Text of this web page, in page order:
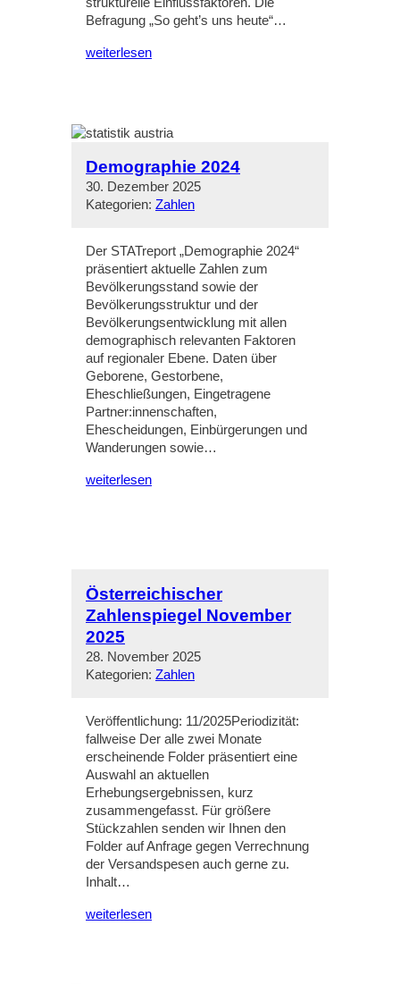
Befragung „So geht’s uns heute“…
weiterlesen
Demographie 2024
30. Dezember 2025
Kategorien: Zahlen
Der STATreport „Demographie 2024“
präsentiert aktuelle Zahlen zum
Bevölkerungsstand sowie der
Bevölkerungsstruktur und der
Bevölkerungsentwicklung mit allen
demographisch relevanten Faktoren
auf regionaler Ebene. Daten über
Geborene, Gestorbene,
Eheschließungen, Eingetragene
Partner:innenschaften,
Ehescheidungen, Einbürgerungen und
Wanderungen sowie…
weiterlesen
Österreichischer
Zahlenspiegel November
2025
28. November 2025
Kategorien: Zahlen
Veröffentlichung: 11/2025Periodizität:
fallweise Der alle zwei Monate
erscheinende Folder präsentiert eine
Auswahl an aktuellen
Erhebungsergebnissen, kurz
zusammengefasst. Für größere
Stückzahlen senden wir Ihnen den
Folder auf Anfrage gegen Verrechnung
der Versandspesen auch gerne zu.
Inhalt…
weiterlesen